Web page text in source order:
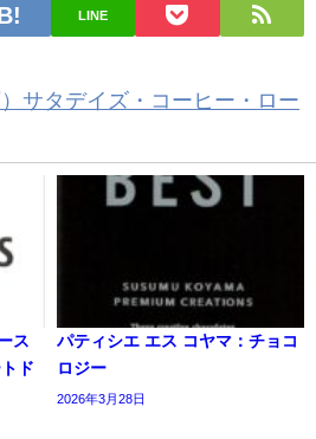
LINE
）サタデイズ・コーヒー・ロー
ス
ド
パティシエ エス コヤマ：チョコ
ロジー
2026年3月28日